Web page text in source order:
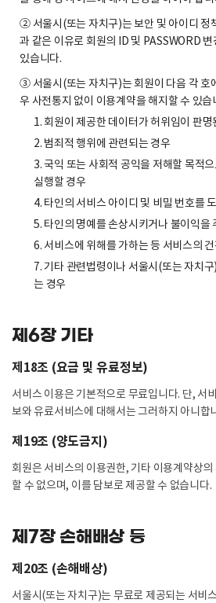
② 서울시(또는 자치구)는 보안 및 아이디 정
과 같은 이유로 회원의 ID 및 PASSWORD
있습니다.
③ 서울시(또는 자치구)는 회원이 다음 각 호
우 사전통지 없이 이용계약을 해지할 수 있습
1. 회원이 제공한 데이터가 허위임이 판명
2. 범죄적 행위에 관련되는 경우
3. 국익 또는 사회적 공익을 저해할 목적
실행할 경우
4. 타인의 서비스 아이디 및 비밀 번호를
5. 타인의 명예를 손상시키거나 불이익을
6. 서비스에 위해를 가하는 등 서비스의
7. 기타 관련법령이나 서울시(또는 자치
는 경우
제6장 기타
제18조 (요금 및 유료정보)
서비스 이용은 기본적으로 무료입니다. 단, 서
보와 유료서비스에 대해서는 그러하지 아니합
제19조 (양도금지)
회원은 서비스의 이용권한, 기타 이용계약상
할 수 없으며, 이를 담보로 제공할 수 없습니다.
제7장 손해배상 등
제20조 (손해배상)
서울시(또는 자치구)는 무료로 제공되는 서비